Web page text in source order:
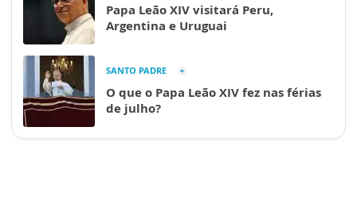
Papa Leão XIV visitará Peru,
Argentina e Uruguai
SANTO PADRE
O que o Papa Leão XIV fez nas férias
de julho?